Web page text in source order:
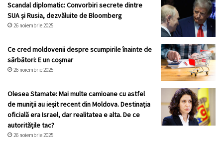
Scandal diplomatic: Convorbiri secrete dintre
SUA și Rusia, dezvăluite de Bloomberg
26 noiembrie 2025
Ce cred moldovenii despre scumpirile înainte de
sărbători: E un coșmar
26 noiembrie 2025
Olesea Stamate: Mai multe camioane cu astfel
de muniții au ieșit recent din Moldova. Destinația
oficială era Israel, dar realitatea e alta. De ce
autoritățile tac?
26 noiembrie 2025